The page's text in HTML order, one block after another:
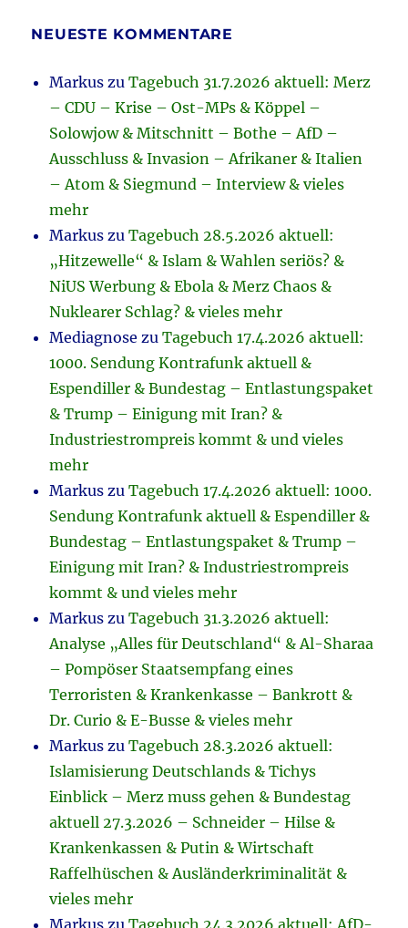
NEUESTE KOMMENTARE
Markus zuTagebuch 31.7.2026 aktuell: Merz
– CDU – Krise – Ost-MPs & Köppel –
Solowjow & Mitschnitt – Bothe – AfD –
Ausschluss & Invasion – Afrikaner & Italien
– Atom & Siegmund – Interview & vieles
mehr
Markus zuTagebuch 28.5.2026 aktuell:
„Hitzewelle“ & Islam & Wahlen seriös? &
NiUS Werbung & Ebola & Merz Chaos &
Nuklearer Schlag? & vieles mehr
Mediagnose zuTagebuch 17.4.2026 aktuell:
1000. Sendung Kontrafunk aktuell &
Espendiller & Bundestag – Entlastungspaket
& Trump – Einigung mit Iran? &
Industriestrompreis kommt & und vieles
mehr
Markus zuTagebuch 17.4.2026 aktuell: 1000.
Sendung Kontrafunk aktuell & Espendiller &
Bundestag – Entlastungspaket & Trump –
Einigung mit Iran? & Industriestrompreis
kommt & und vieles mehr
Markus zuTagebuch 31.3.2026 aktuell:
Analyse „Alles für Deutschland“ & Al-Sharaa
– Pompöser Staatsempfang eines
Terroristen & Krankenkasse – Bankrott &
Dr. Curio & E-Busse & vieles mehr
Markus zuTagebuch 28.3.2026 aktuell:
Islamisierung Deutschlands & Tichys
Einblick – Merz muss gehen & Bundestag
aktuell 27.3.2026 – Schneider – Hilse &
Krankenkassen & Putin & Wirtschaft
Raffelhüschen & Ausländerkriminalität &
vieles mehr
Markus zuTagebuch 24.3.2026 aktuell: AfD-